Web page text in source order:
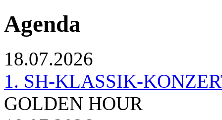
Agenda
18.07.2026
1. SH-KLASSIK-
GOLDEN HOUR